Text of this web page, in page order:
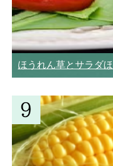
ほうれん草とサラダ